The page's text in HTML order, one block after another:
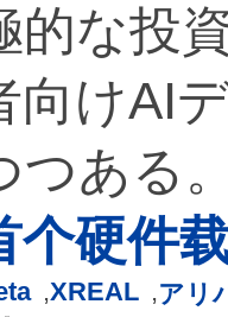
的な投
向けAI
ある。
个硬件
,XREAL ,アリ